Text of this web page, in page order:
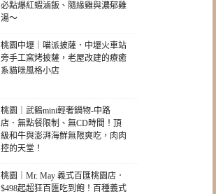
必點爆紅蝦滷飯、隨緣雞與濃郁雞
湯～
桃園中壢｜喵派披薩．中壢火車站
旁手工窯烤披薩，老屋改建的療癒
系貓咪風格小店
桃園｜武鶴mini輕奢鍋物-中路
店．無點餐限制、無CD時間！頂
級和牛與澎湃海鮮無限爽吃，肉肉
控的天堂！
桃園｜Mr. May 義式百匯桃園店．
$498起超狂百匯吃到飽！百種義式